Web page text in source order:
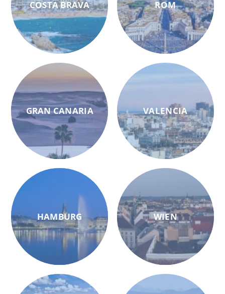
COSTA BRAVA
GRAN CANARIA
HAMBURG
ROM
VALENCIA
WIEN